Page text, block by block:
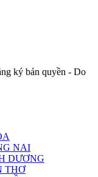
ký bản quyền - Do
NAI
DƯƠNG
THƠ